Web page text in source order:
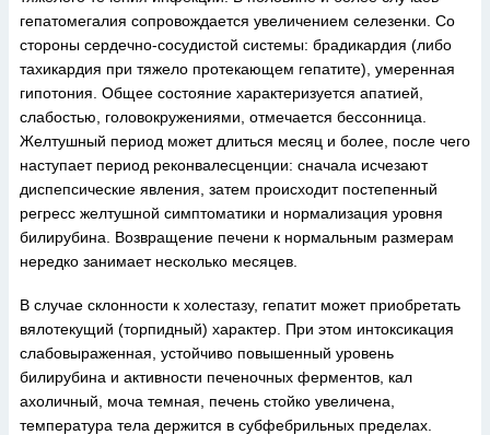
гепатомегалия сопровождается увеличением селезенки. Со
стороны сердечно-сосудистой системы: брадикардия (либо
тахикардия при тяжело протекающем гепатите), умеренная
гипотония. Общее состояние характеризуется апатией,
слабостью, головокружениями, отмечается бессонница.
Желтушный период может длиться месяц и более, после чего
наступает период реконвалесценции: сначала исчезают
диспепсические явления, затем происходит постепенный
регресс желтушной симптоматики и нормализация уровня
билирубина. Возвращение печени к нормальным размерам
нередко занимает несколько месяцев.
В случае склонности к холестазу, гепатит может приобретать
вялотекущий (торпидный) характер. При этом интоксикация
слабовыраженная, устойчиво повышенный уровень
билирубина и активности печеночных ферментов, кал
ахоличный, моча темная, печень стойко увеличена,
температура тела держится в субфебрильных пределах.